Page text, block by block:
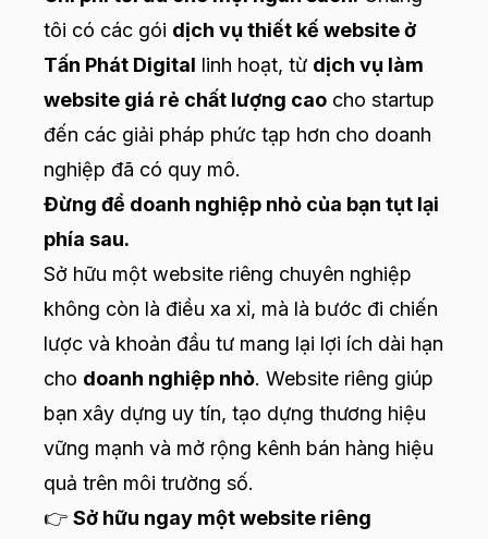
tôi có các gói dịch vụ thiết kế website ở
Tấn Phát Digital linh hoạt, từ dịch vụ làm
website giá rẻ chất lượng cao cho startup
đến các giải pháp phức tạp hơn cho doanh
nghiệp đã có quy mô.
Đừng để doanh nghiệp nhỏ của bạn tụt lại
phía sau.
Sở hữu một website riêng chuyên nghiệp
không còn là điều xa xỉ, mà là bước đi chiến
lược và khoản đầu tư mang lại lợi ích dài hạn
cho doanh nghiệp nhỏ. Website riêng giúp
bạn xây dựng uy tín, tạo dựng thương hiệu
vững mạnh và mở rộng kênh bán hàng hiệu
quả trên môi trường số.
👉 Sở hữu ngay một website riêng